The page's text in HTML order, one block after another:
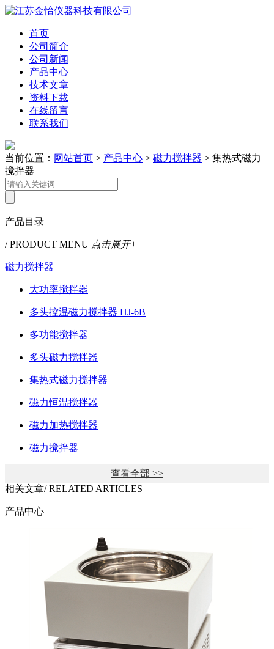
首页
公司简介
公司新闻
产品中心
技术文章
资料下载
在线留言
联系我们
当前位置： 网站首页 > 产品中心 > 磁力搅拌器 > 集热式磁力
搅拌器
产品目录
/ PRODUCT MENU 点击展开+
磁力搅拌器
大功率搅拌器
多头控温磁力搅拌器 HJ-6B
多功能搅拌器
多头磁力搅拌器
集热式磁力搅拌器
磁力恒温搅拌器
磁力加热搅拌器
磁力搅拌器
查看全部 >>
相关文章/ RELATED ARTICLES
产品中心